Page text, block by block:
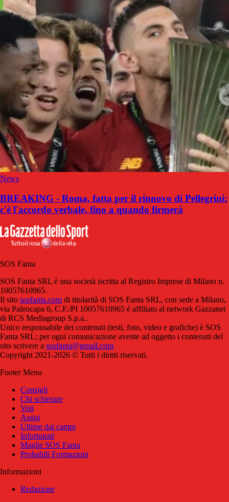
News
BREAKING - Roma, fatta per il rinnovo di Pellegrini:
c'è l'accordo verbale, fino a quando firmerà
SOS Fanta
SOS Fanta SRL è una società iscritta al Registro Imprese di Milano n.
10057610965.
Il sito sosfanta.com di titolarità di SOS Fanta SRL, con sede a Milano,
via Paleocapa 6, C.F./PI 10057610965 è affiliato al network Gazzanet
di RCS Mediagroup S.p.a..
Unico responsabile dei contenuti (testi, foto, video e grafiche) è SOS
Fanta SRL; per ogni comunicazione avente ad oggetto i contenuti del
sito scrivere a sosfanta@gmail.com
Copyright 2021-2026 © Tutti i diritti riservati.
Footer Menu
Consigli
Chi schierare
Voti
Assist
Ultime dai campi
Infortunati
Maglie SOS Fanta
Probabili Formazioni
Informazioni
Redazione